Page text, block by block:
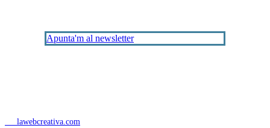
Apunta'm al newsletter
lawebcreativa.com